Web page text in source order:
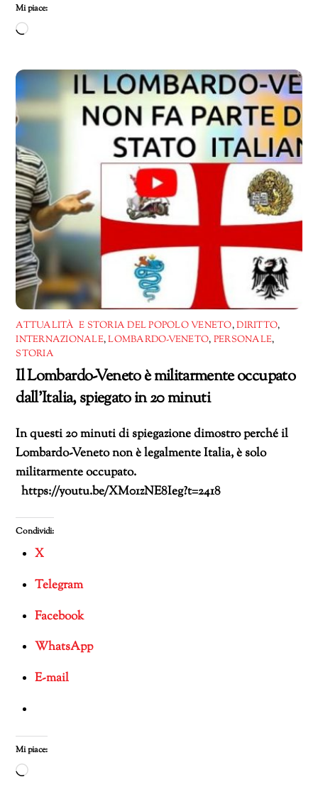
Mi piace:
Caricamento
corso…
ATTUALITÀ E STORIA DEL POPOLO VENETO,DIRITTO,
INTERNAZIONALE,LOMBARDO-VENETO, PERSONALE,
STORIA
Il Lombardo-Veneto è militarmente occupato
dall’Italia, spiegato in 20 minuti
In questi 20 minuti di spiegazione dimostro perché il
Lombardo-Veneto non è legalmente Italia, è solo
militarmente occupato.
https://youtu.be/XM01zNE8Ieg?t=2418
Condividi:
X
Telegram
Facebook
WhatsApp
E-mail
Mi piace:
Caricamento